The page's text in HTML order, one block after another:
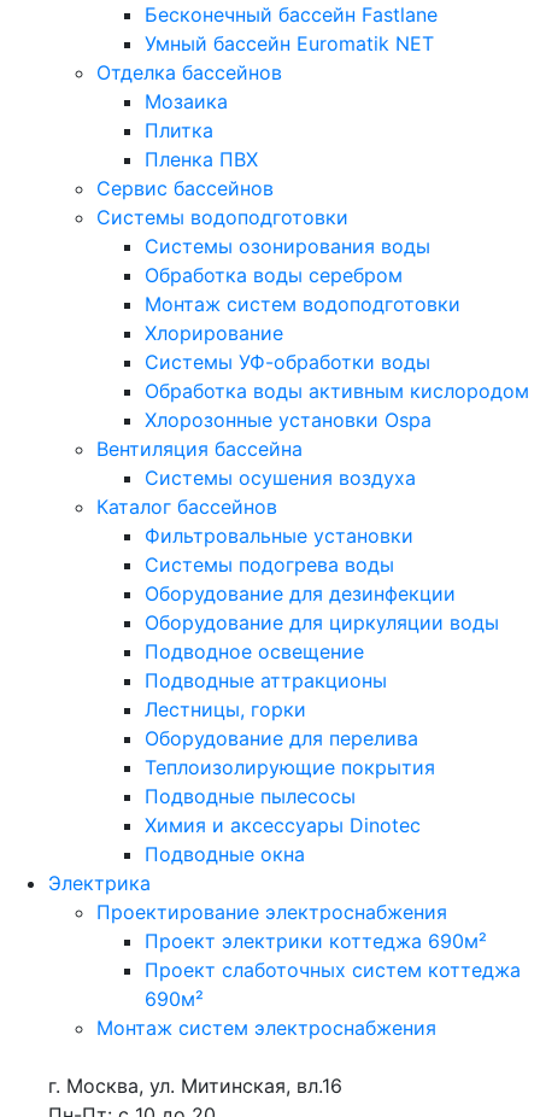
Бесконечный бассейн Fastlane
Умный бассейн Euromatik NET
Отделка бассейнов
Мозаика
Плитка
Пленка ПВХ
Сервис бассейнов
Системы водоподготовки
Системы озонирования воды
Обработка воды серебром
Монтаж систем водоподготовки
Хлорирование
Системы УФ-обработки воды
Обработка воды активным кислородом
Хлорозонные установки Ospa
Вентиляция бассейна
Системы осушения воздуха
Каталог бассейнов
Фильтровальные установки
Системы подогрева воды
Оборудование для дезинфекции
Оборудование для циркуляции воды
Подводное освещение
Подводные аттракционы
Лестницы, горки
Оборудование для перелива
Теплоизолирующие покрытия
Подводные пылесосы
Химия и аксессуары Dinotec
Подводные окна
Электрика
Проектирование электроснабжения
Проект электрики коттеджа 690м²
Проект слаботочных систем коттеджа
690м²
Монтаж систем электроснабжения
г. Москва, ул. Митинская, вл.16